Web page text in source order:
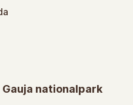
nationalpark